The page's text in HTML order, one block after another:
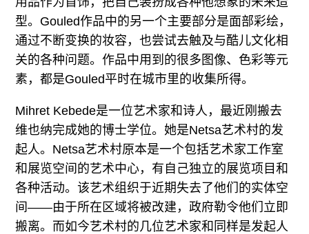
型。Gouled作品中的另一个主要部分是面部彩绘，
通过不断变换的妆容，也尝试去触及与酷儿文化相
关的各种问题。作品中用到的很多图像、色彩等元
素，都是Gouled平时在城市里的收集所得。
Mihret Kebede是一位艺术家和诗人，最近刚搬去
维也纳完成她的博士学位。她是Netsa艺术村的发
起人。Netsa艺术村原本是一个包括艺术家工作室
和展览空间的艺术中心，有自己独立的展览项目和
各种活动。该艺术组织于近期失去了他们的实体空
间——由于所在区域将被改建，政府勒令他们立即
搬离。而如今艺术村的几位艺术家和同样是发起人